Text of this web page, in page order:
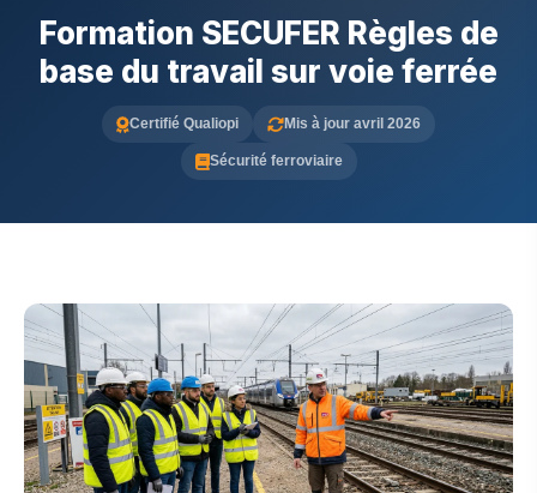
Formation SECUFER Règles de
base du travail sur voie ferrée
Certifié Qualiopi Mis à jour avril 2026
Sécurité ferroviaire